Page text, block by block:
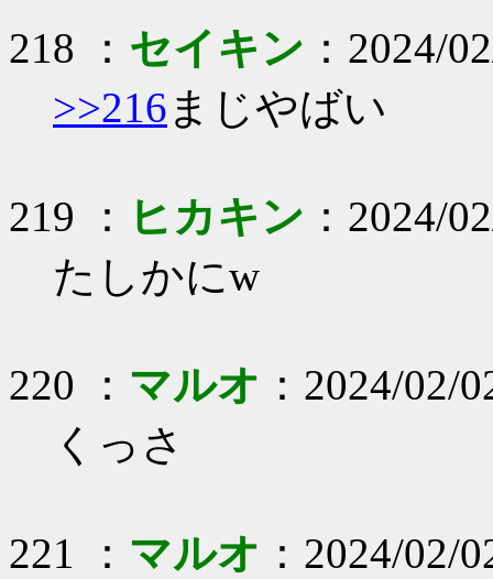
218 ： セイキン ：2024/
>>216まじやばい
219 ： ヒカキン ：2024/
たしかにw
220 ： マルオ ：2024/02/
くっさ
221 ： マルオ ：2024/02/